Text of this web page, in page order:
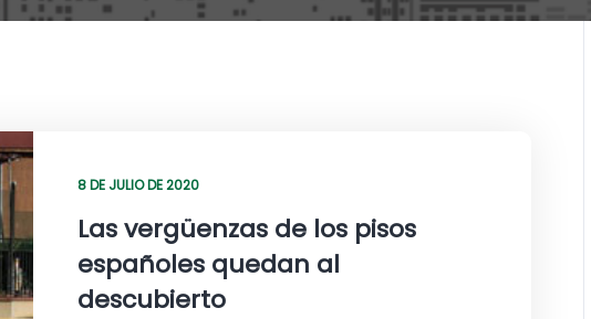
8 DE JULIO DE 2020
Las vergüenzas de los pisos
españoles quedan al
descubierto